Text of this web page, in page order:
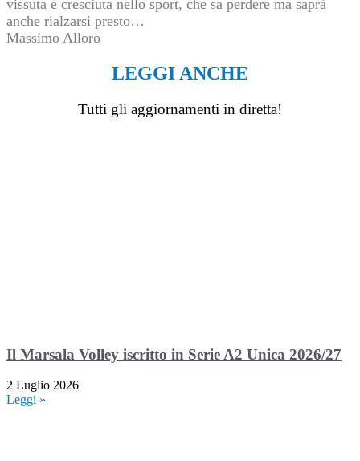
vissuta e cresciuta nello sport, che sa perdere ma saprà
anche rialzarsi presto…
Massimo Alloro
LEGGI ANCHE
Tutti gli aggiornamenti in diretta!
Il Marsala Volley iscritto in Serie A2 Unica 2026/27
2 Luglio 2026
Leggi »